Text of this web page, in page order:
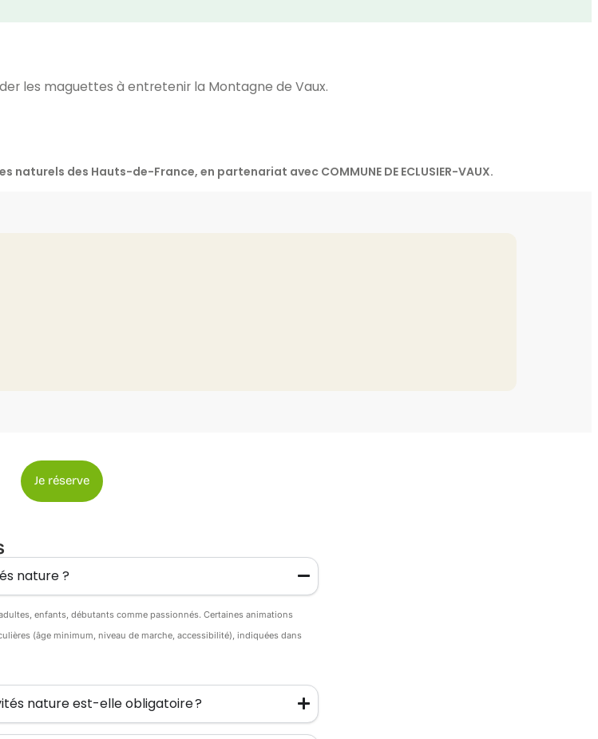
les maguettes à entretenir la Montagne de Vaux.
des Hauts-de-France, en partenariat avec COMMUNE DE ECLUSIER-VAUX.
Je réserve
nature ?
enfants, débutants comme passionnés. Certaines animations
(âge minimum, niveau de marche, accessibilité), indiquées dans
nature est-elle obligatoire ?